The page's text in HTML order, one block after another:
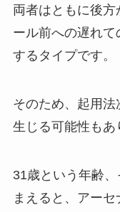
両者はともに後
ール前への遅れて
するタイプです。
そのため、起用
生じる可能性もあ
31歳という年齢
まえると、アー